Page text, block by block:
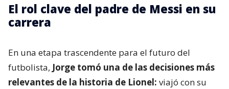
El rol clave del padre de Messi en su
carrera
En una etapa trascendente para el futuro del
futbolista, Jorge tomó una de las decisiones más
relevantes de la historia de Lionel: viajó con su